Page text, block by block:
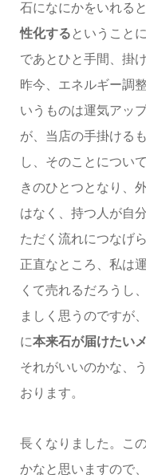
石になにかをいれる
性化する ということ
であとひと手間、掛
昨今、エネルギー調
いうものは運気アッ
が、当店の手掛ける
し、そのことについ
きのひとつとなり、
はなく、持つ人が自
ただく流れにつなげ
正直なところ、私は
くて売れるだろうし
ましく思うのですが
に本来石が届けたい
それがいいのかな、
おります。
長くなりました。こ
かなと思いますので